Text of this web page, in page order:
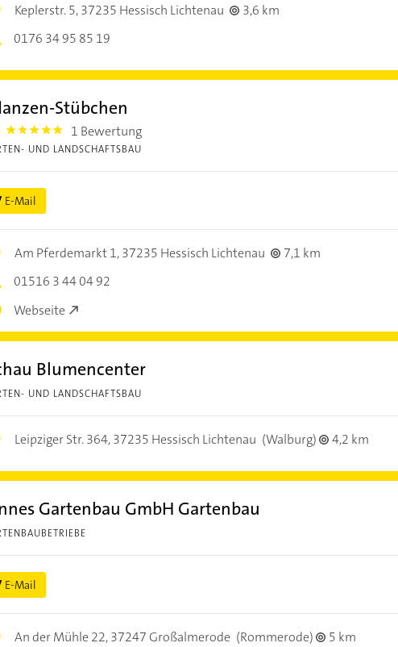
Keplerstr. 5,37235 Hessisch Lichtenau
3,6 km
0176 34 95 85 19
Stübchen
5.0 1 Bewertung
UND LANDSCHAFTSBAU
E-Mail
Am Pferdemarkt 1,37235 Hessisch Lichtenau
7,1 km
01516 3 44 04 92
Webseite
Blumencenter
UND LANDSCHAFTSBAU
Leipziger Str. 364,37235 Hessisch Lichtenau (Walburg) 4,2 km
Gartenbau GmbH Gartenbau
E-Mail
An der Mühle 22,37247 Großalmerode (Rommerode)
5 km